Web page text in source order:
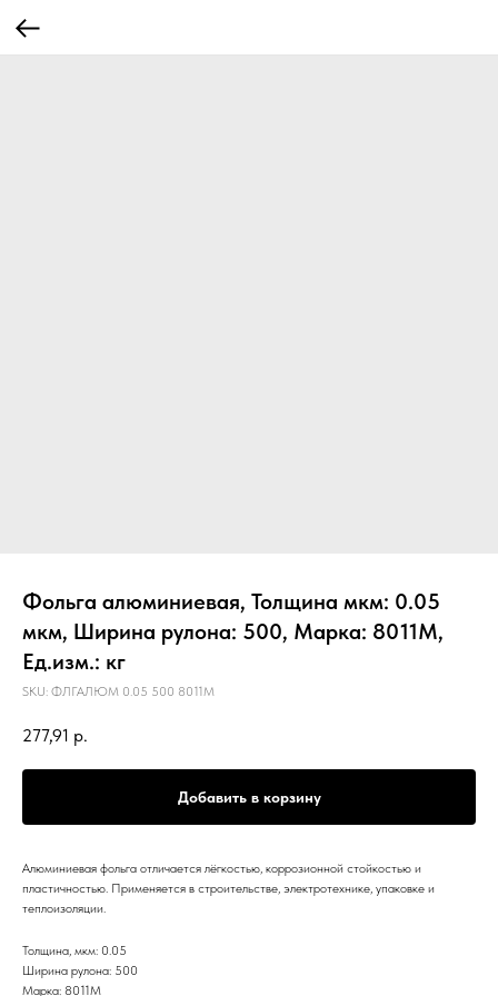
Фольга алюминиевая, Толщина мкм: 0.05
мкм, Ширина рулона: 500, Марка: 8011М,
Ед.изм.: кг
SKU: ФЛГАЛЮМ 0.05 500 8011М
277,91 р.
Добавить в корзину
Алюминиевая фольга отличается лёгкостью, коррозионной стойкостью и
пластичностью. Применяется в строительстве, электротехнике, упаковке и
теплоизоляции.
Толщина, мкм: 0.05
Ширина рулона: 500
Марка: 8011М